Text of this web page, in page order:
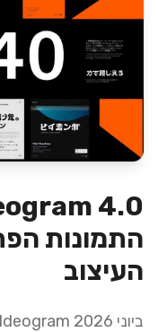
התמונות
העיצוב
ביוני 2026 Ideogram השיקה את